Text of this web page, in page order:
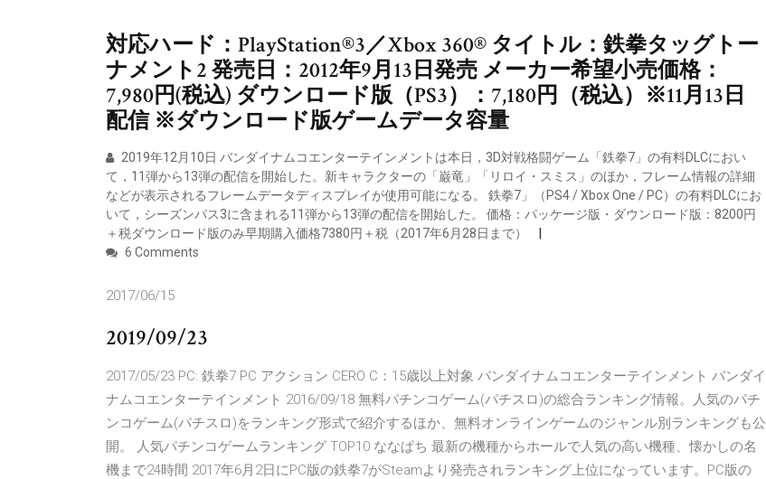
対応ハード：PlayStation®3／Xbox 360® タイトル：鉄拳タッグトー
ナメント2 発売日：2012年9月13日発売 メーカー希望小売価格：
7,980円(税込) ダウンロード版（PS3）：7,180円（税込）※11月13日
配信 ※ダウンロード版ゲームデータ容量
2019年12月10日 バンダイナムコエンターテインメントは本日，3D対戦格闘ゲーム「鉄拳7」の有料DLCにおい
て，11弾から13弾の配信を開始した。新キャラクターの「巌竜」「リロイ・スミス」のほか，フレーム情報の詳細
などが表示されるフレームデータディスプレイが使用可能になる。 鉄拳7」（PS4 / Xbox One / PC）の有料DLCにお
いて，シーズンパス3に含まれる11弾から13弾の配信を開始した。 価格：パッケージ版・ダウンロード版：8200円
＋税ダウンロード版のみ早期購入価格7380円＋税（2017年6月28日まで）
6 Comments
2017/06/15
2019/09/23
2017/05/23 PC: 鉄拳7 PC アクション CERO C：15歳以上対象 バンダイナムコエンターテインメント バンダイ
ナムコエンターテインメント 2016/09/18 無料パチンコゲーム(パチスロ)の総合ランキング情報。人気のパチ
ンコゲーム(パチスロ)をランキング形式で紹介するほか、無料オンラインゲームのジャンル別ランキングも公
開。 人気パチンコゲームランキング TOP10 ななぱち 最新の機種からホールで人気の高い機種、懐かしの名
機まで24時間 2017年6月2日にPC版の鉄拳7がSteamより発売されランキング上位になっています。PC版の